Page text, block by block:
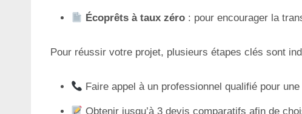
Écoprêts à taux zéro : pour encourager la
Pour réussir votre projet, plusieurs étapes clés sont
Faire appel à un professionnel qualifié pour
Obtenir jusqu’à 3 devis comparatifs afin de